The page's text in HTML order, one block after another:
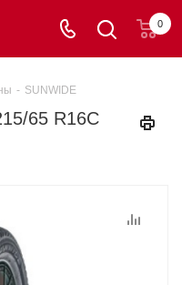
0
- SUNWIDE
65 R16C